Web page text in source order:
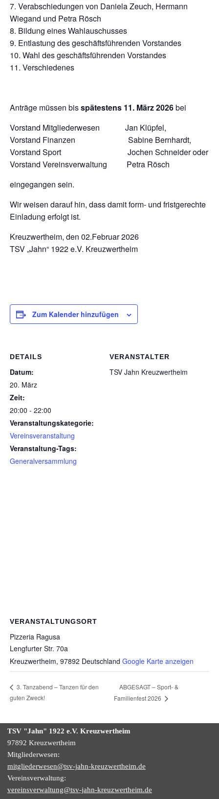
Verabschiedungen von Daniela Zeuch, Hermann
Wiegand und Petra Rösch
Bildung eines Wahlauschusses
Entlastung des geschäftsführenden Vorstandes
Wahl des geschäftsführenden Vorstandes
Verschiedenes
Anträge müssen bisspätestens 11. März 2026bei
Vorstand Mitgliederwesen Jan Klüpfel,
Vorstand Finanzen Sabine Bernhardt,
Vorstand Sport Jochen Schneider oder
Vorstand Vereinsverwaltung Petra Rösch
eingegangen sein.
Wir weisen darauf hin, dass damit form- und fristgerechte
Einladung erfolgt ist.
Kreuzwertheim, den 02.Februar 2026
TSV „Jahn“ 1922 e.V. Kreuzwertheim
Zum Kalender hinzufügen
DETAILS
Datum:
20. März
Zeit:
20:00 - 22:00
Veranstaltungskategorie:
Vereinsveranstaltung
Veranstaltung-Tags:
Generalversammlung
VERANSTALTER
TSV Jahn Kreuzwertheim
VERANSTALTUNGSORT
Pizzeria Ragusa
Lengfurter Str. 70a
Kreuzwertheim, 97892 Deutschland Google Karte anzeigen
3. Tanzabend – Tanzen für den
guten Zweck!
ABGESAGT – Sport- &
Familienfest 2026
TSV "Jahn" 1922 e.V. Kreuzwertheim
97892 Kreuzwertheim
Mitgliederwesen:
mitgliederwesen@tsv-jahn-kreuzwertheim.de
Vereinsverwaltung:
vereinsverwaltung@tsv-jahn-kreuzwertheim.de